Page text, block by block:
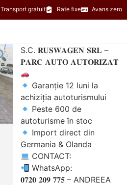
Transport gratuit Rate fixe Avans zero
S.C. 𝐑𝐔𝐒𝐖𝐀𝐆𝐄𝐍 𝐒𝐑𝐋 –
𝐏𝐀𝐑𝐂 𝐀𝐔𝐓𝐎 𝐀𝐔𝐓𝐎𝐑𝐈𝐙𝐀𝐓
Garanție 12 luni la
achiziția autoturismului
Peste 600 de
autoturisme în stoc
Import direct din
Germania & Olanda
CONTACT:
WhatsApp:
𝟎𝟕𝟐𝟎 𝟐𝟎𝟗 𝟕𝟕𝟓 – ANDREEA